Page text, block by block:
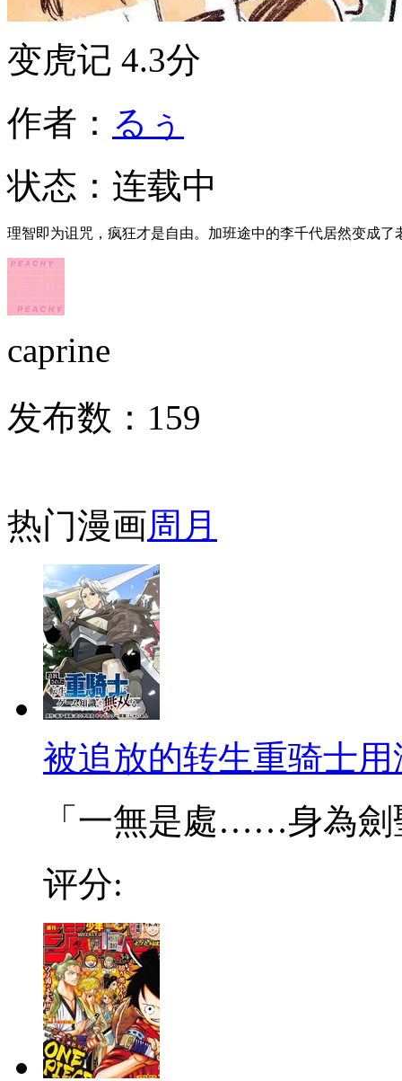
变虎记 4.3分
作者： るぅ
状态： 连载中
理智即为诅咒，疯狂才是自由。加班途中的李千代居然变成了
caprine
发布数： 159
热门漫画周 月
被追放的转生重骑士
「一無是處……身為劍
评分: